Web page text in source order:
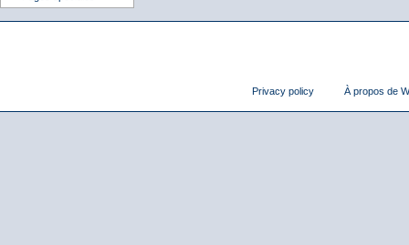
Privacy policy À propos de